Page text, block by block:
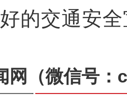
的交通安
网 （微信号